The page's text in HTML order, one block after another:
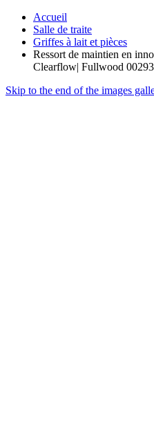
Accueil
Salle de traite
Griffes à lait et pièces
Ressort de maintien en
Clearflow| Fullwood
Skip to the end of the images